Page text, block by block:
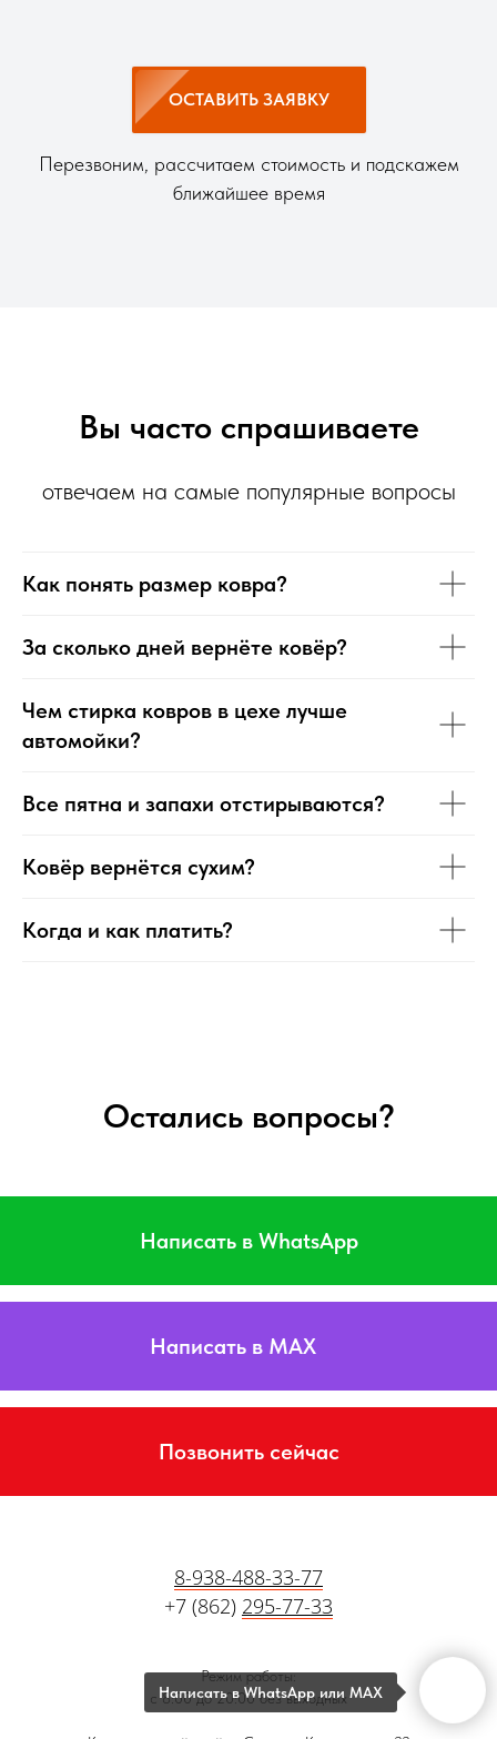
ОСТАВИТЬ ЗАЯВКУ
Вы часто спрашиваете
Как понять размер ковра?
За сколько дней вернёте ковёр?
Чем стирка ковров в цехе лучше
автомойки?
Все пятна и запахи отстирываются?
Ковёр вернётся сухим?
Когда и как платить?
Остались вопросы?
Написать в WhatsApp
Написать в MAX
Позвонить сейчас
8-938-488-33-77
+7 (862)295-77-33
с 8:00 до 20:00 без выходных
Написать в WhatsApp или MAX